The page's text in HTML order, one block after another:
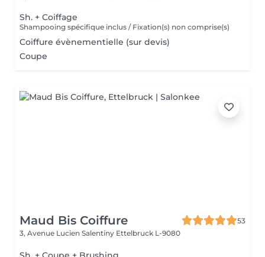
Sh. + Coiffage
Shampooing spécifique inclus / Fixation(s) non comprise(s)
Coiffure évènementielle (sur devis)
Coupe
Maud Bis Coiffure
53
3, Avenue Lucien Salentiny Ettelbruck L-9080